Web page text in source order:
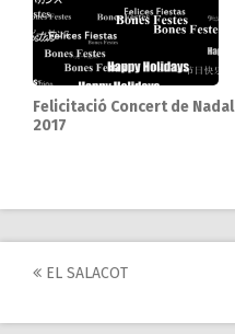
Felicitació Concert de Nadal
2017
Post
navigation
EL SALACOT